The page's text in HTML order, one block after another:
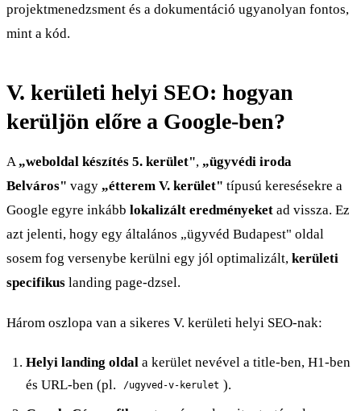
projektmenedzsment és a dokumentáció ugyanolyan fontos,
mint a kód.
V. kerületi helyi SEO: hogyan
kerüljön előre a Google-ben?
A „weboldal készítés 5. kerület", „ügyvédi iroda
Belváros" vagy „étterem V. kerület" típusú keresésekre a
Google egyre inkább lokalizált eredményeket ad vissza. Ez
azt jelenti, hogy egy általános „ügyvéd Budapest" oldal
sosem fog versenybe kerülni egy jól optimalizált, kerületi
specifikus landing page-dzsel.
Három oszlopa van a sikeres V. kerületi helyi SEO-nak:
Helyi landing oldal a kerület nevével a title-ben, H1-ben
és URL-ben (pl.
/ugyved-v-kerulet ).